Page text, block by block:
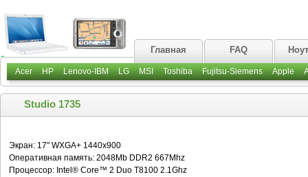
Главная FAQ
Acer HP Lenovo-IBM LG MSI Toshiba Fujitsu-Siemens Apple
Studio 1735
Экран: 17" WXGA+ 1440x900
Оперативная память: 2048Mb DDR2 667Mhz
Процессор: Intel® Core™ 2 Duo T8100 2.1Ghz